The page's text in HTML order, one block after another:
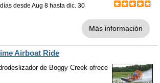
desde Aug 8 hasta dic. 30
Más información
Airboat Ride
de Boggy Creek ofrece